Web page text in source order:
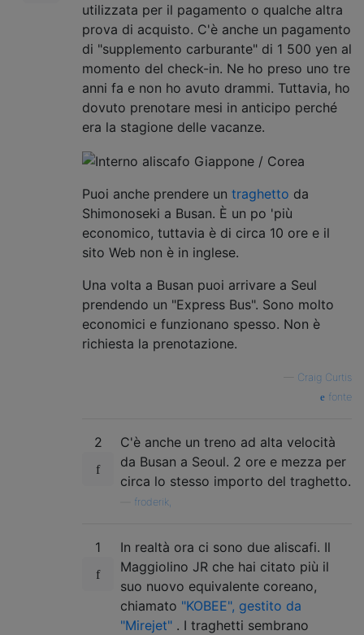
utilizzata per il pagamento o qualche altra
prova di acquisto. C'è anche un pagamento
di "supplemento carburante" di 1 500 yen al
momento del check-in. Ne ho preso uno tre
anni fa e non ho avuto drammi. Tuttavia, ho
dovuto prenotare mesi in anticipo perché
era la stagione delle vacanze.
Puoi anche prendere un traghetto da
Shimonoseki a Busan. È un po 'più
economico, tuttavia è di circa 10 ore e il
sito Web non è in inglese.
Una volta a Busan puoi arrivare a Seul
prendendo un "Express Bus". Sono molto
economici e funzionano spesso. Non è
richiesta la prenotazione.
Craig Curtis
fonte
2
C'è anche un treno ad alta velocità
da Busan a Seoul. 2 ore e mezza per
circa lo stesso importo del traghetto.
froderik,
1
In realtà ora ci sono due aliscafi. Il
Maggiolino JR che hai citato più il
suo nuovo equivalente coreano,
chiamato "KOBEE", gestito da
"Mirejet" . I traghetti sembrano